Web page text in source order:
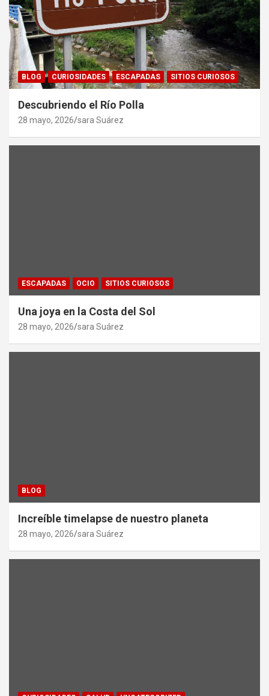
BLOG CURIOSIDADES ESCAPADAS SITIOS CURIOSOS
Descubriendo el Río Polla
28 mayo, 2026 sara Suárez
ESCAPADAS OCIO SITIOS CURIOSOS
Una joya en la Costa del Sol
28 mayo, 2026 sara Suárez
BLOG
Increíble timelapse de nuestro planeta
28 mayo, 2026 sara Suárez